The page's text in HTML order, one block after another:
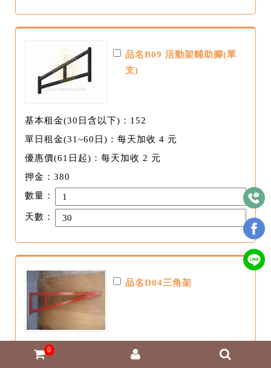
0
品名B09 活動架輔助腳(單
支)
基本租金(30日含以下)：152
單日租金(31~60日)：每天加收 4 元
優惠價(61日起)：每天加收 2 元
押金：380
數量：
天數：
品名D04三角架
基本租金(30日含以下)：424